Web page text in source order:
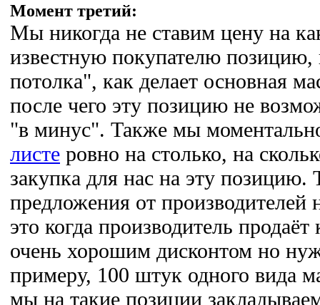
Момент третий:
Мы никогда не ставим цену на
известную покупателю позицию,
потолка", как делает основная
после чего эту позицию не
"в минус". Также мы
листе ровно на столько, на
закупка для нас на эту
предложения от производителей
это когда производитель
очень хорошим дисконтом но
примеру, 100 штук одного вида
мы на такие позиции